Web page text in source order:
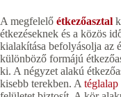
A megfelelő étkezőasztal
étkezéseknek és a közös
kialakítása befolyásolja az
különböző formájú
ki. A négyzet alakú
kisebb terekben. A téglalap